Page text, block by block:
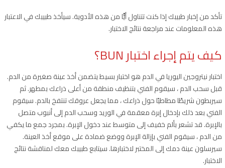
تأكد من إخبار طبيبك إذا كنت تتناول أيًّا من هذه الأدوية. سيأخذ طبيبك في الاعتبار
هذه المعلومات عند مراجعة نتائج الاختبار.
كيف يتم إجراء اختبار BUN؟
اختبار نيتروجين اليوريا في الدم هو اختبار بسيط يتضمن أخذ عينة صغيرة من الدم.
قبل سحب الدم ، سيقوم الفني بتنظيف منطقة من أعلى ذراعك بمطهر. ثم
سيربطون شريطًا مطاطيًا حول ذراعك ، مما يجعل عروقك تنتفخ بالدم. سيقوم
الفني بعد ذلك بإدخال إبرة معقمة في الوريد وسحب الدم إلى أنبوب متصل
بالإبرة. قد تشعر بألم خفيف إلى متوسط عند دخول الإبرة. بمجرد جمع ما يكفي
من الدم ، سيقوم الفني بإزالة الإبرة ووضع ضمادة على موقع أخذ العينة.
سيرسلون عينة دمك إلى المختبر لاختبارها. سيتابع طبيبك معك لمناقشة نتائج
الاختبار.